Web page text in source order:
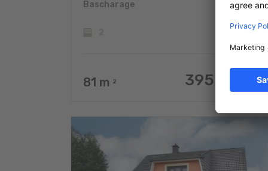
Bascharage
81 m 2 395.000 €